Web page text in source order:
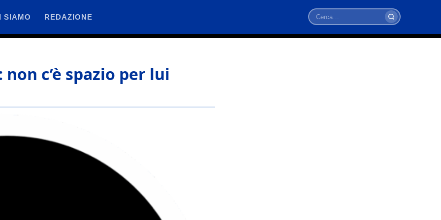
SIAMO REDAZIONE
Cerca
c’è spazio per lui